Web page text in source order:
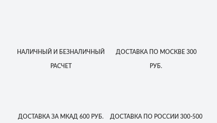
НАЛИЧНЫЙ И БЕЗНАЛИЧНЫЙ
РАСЧЕТ
ДОСТАВКАПО МОСКВЕ 300
РУБ.
ДОСТАВКА ЗА МКАД 600 РУБ. ДОСТАВКАПО РОССИИ 300-500